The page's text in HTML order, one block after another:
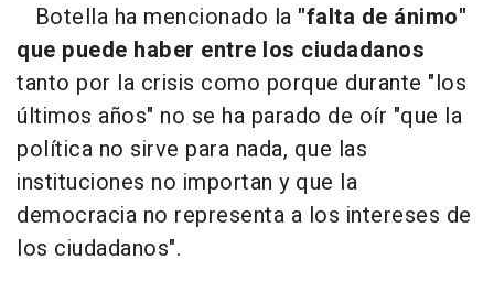
Botella ha mencionado la "falta de ánimo"
que puede haber entre los ciudadanos
tanto por la crisis como porque durante "los
últimos años" no se ha parado de oír "que la
política no sirve para nada, que las
instituciones no importan y que la
democracia no representa a los intereses de
los ciudadanos".